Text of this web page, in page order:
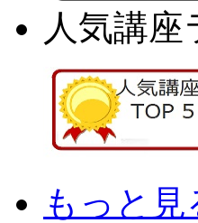
人気講座
もっと見